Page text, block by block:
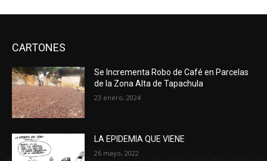
CARTONES
Se Incrementa Robo de Café en Parcelas
de la Zona Alta de Tapachula
23 enero, 2024
LA EPIDEMIA QUE VIENE
26 mayo, 2022